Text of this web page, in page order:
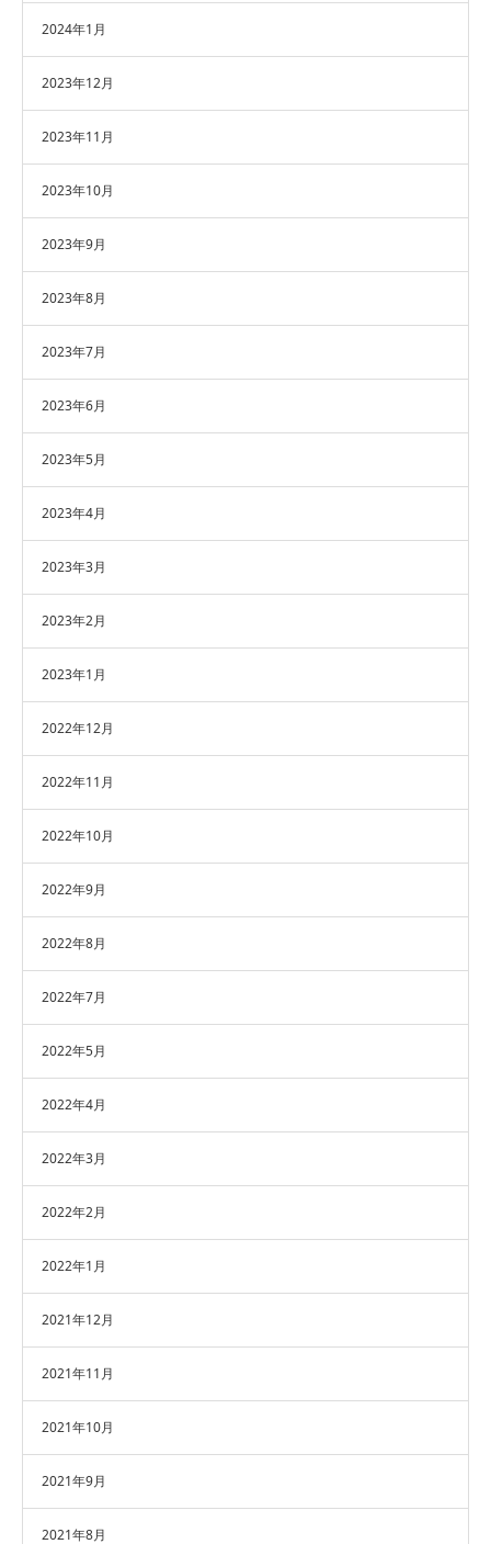
2024年1月
2023年12月
2023年11月
2023年10月
2023年9月
2023年8月
2023年7月
2023年6月
2023年5月
2023年4月
2023年3月
2023年2月
2023年1月
2022年12月
2022年11月
2022年10月
2022年9月
2022年8月
2022年7月
2022年5月
2022年4月
2022年3月
2022年2月
2022年1月
2021年12月
2021年11月
2021年10月
2021年9月
2021年8月